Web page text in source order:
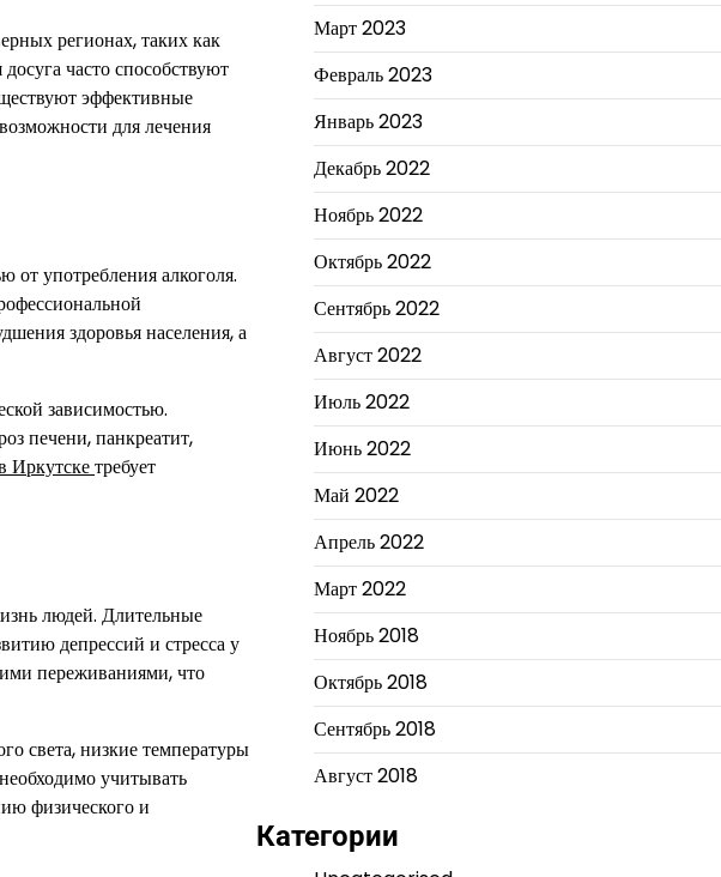
регионах, таких как
часто способствуют
эффективные
для лечения
от употребления алкоголя.
здоровья населения, а
зависимостью.
печени, панкреатит,
Иркутскетребует
людей. Длительные
депрессий и стресса у
переживаниями, что
света, низкие температуры
учитывать
физического и
Март 2023
Февраль 2023
Январь 2023
Декабрь 2022
Ноябрь 2022
Октябрь 2022
Сентябрь 2022
Август 2022
Июль 2022
Июнь 2022
Май 2022
Апрель 2022
Март 2022
Ноябрь 2018
Октябрь 2018
Сентябрь 2018
Август 2018
Категории